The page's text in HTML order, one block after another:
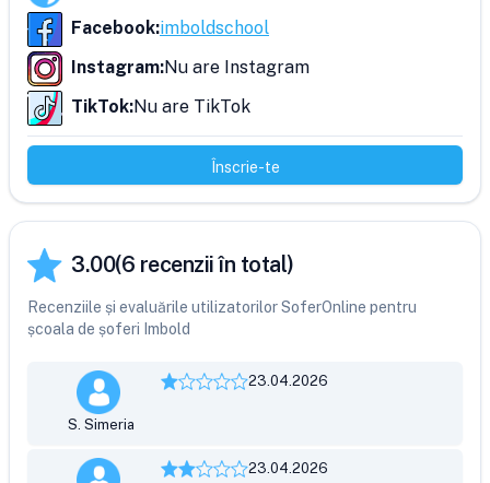
Facebook:imboldschool
Instagram:Nu are Instagram
TikTok:Nu are TikTok
Înscrie-te
3.00(6 recenzii în total)
Recenziile și evaluările utilizatorilor SoferOnline pentru
școala de șoferi Imbold
S. Simeria
23.04.2026
23.04.2026